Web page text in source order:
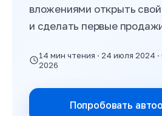
вложениями открыть
и сделать первые
14 мин чтения · 24 июля 2024
2026
Попробовать